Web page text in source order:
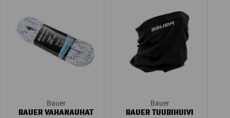
Bauer
BAUER VAHANAUHAT
Bauer
BAUER TUUBIHUIVI